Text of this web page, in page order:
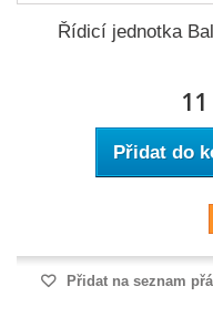
Řídicí jednotka
Přidat do
Přidat na seznam